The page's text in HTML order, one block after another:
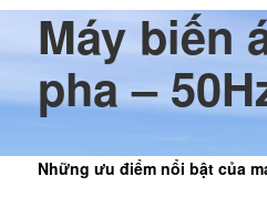
Máy biến
pha –
Những ưu điểm nổi bật của